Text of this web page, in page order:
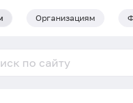
Организациям